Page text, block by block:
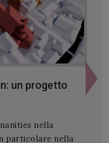
Premio “MARIA
L’Ateneo Veneto ha
premio “MARIA
Next